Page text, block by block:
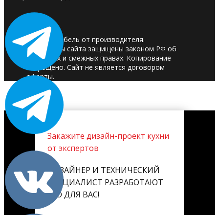
© 2025. Мебель от производителя.
Материалы сайта защищены законом РФ об
авторских и смежных правах. Копирование
запрещено. Сайт не является договором
оферты.
Закажите дизайн-проект кухни
от экспертов
ДИЗАЙНЕР И ТЕХНИЧЕСКИЙ
СПЕЦИАЛИСТ РАЗРАБОТАЮТ
ЕГО ДЛЯ ВАС!